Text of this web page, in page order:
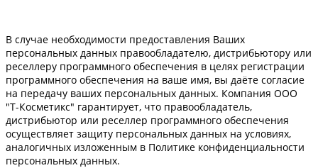
В случае необходимости предоставления Ваших
персональных данных правообладателю, дистрибьютору или
реселлеру программного обеспечения в целях регистрации
программного обеспечения на ваше имя, вы даёте согласие
на передачу ваших персональных данных. Компания ООО
"Т-Косметикс" гарантирует, что правообладатель,
дистрибьютор или реселлер программного обеспечения
осуществляет защиту персональных данных на условиях,
аналогичных изложенным в Политике конфиденциальности
персональных данных.